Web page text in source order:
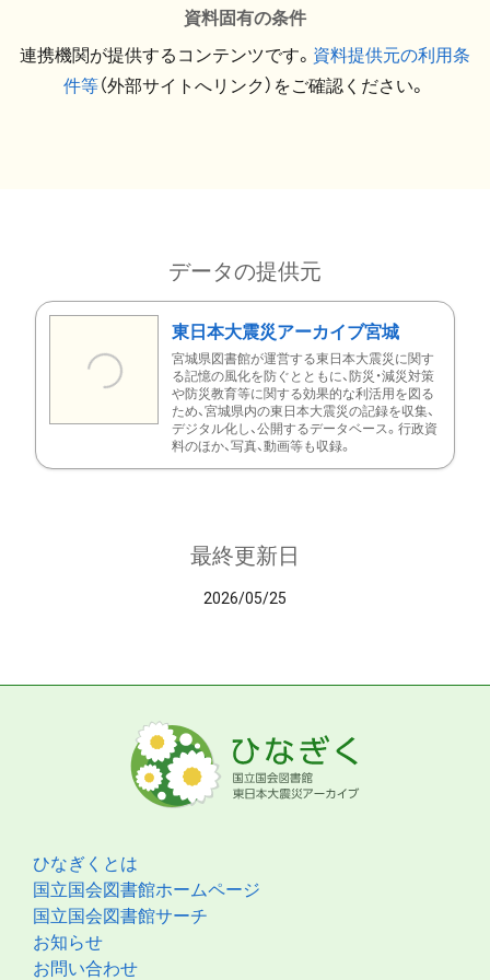
資料固有の条件
連携機関が提供するコンテンツです。 資料提供元の利用条
件等（外部サイトへリンク）をご確認ください。
データの提供元
東日本大震災アーカイブ宮城
宮城県図書館が運営する東日本大震災に関す
る記憶の風化を防ぐとともに、防災・減災対策
や防災教育等に関する効果的な利活用を図る
ため、宮城県内の東日本大震災の記録を収集、
デジタル化し、公開するデータベース。行政資
料のほか、写真、動画等も収録。
最終更新日
2026/05/25
ひなぎくとは
国立国会図書館ホームページ
国立国会図書館サーチ
お知らせ
お問い合わせ